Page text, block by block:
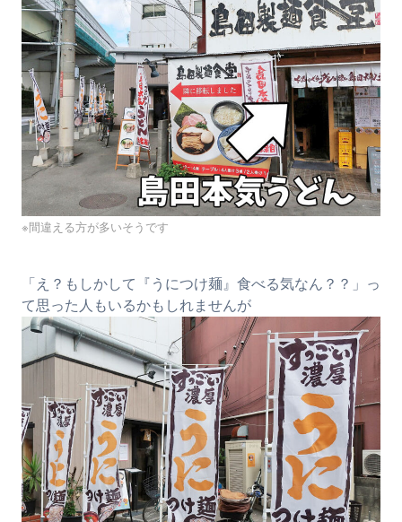
※間違える方が多いそうです
「え？もしかして『うにつけ麺』食べる気なん？？」っ
て思った人もいるかもしれませんが